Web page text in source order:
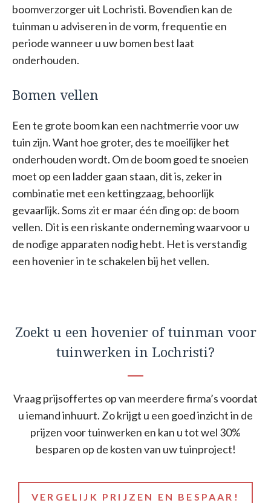
boomverzorger uit Lochristi. Bovendien kan de
tuinman u adviseren in de vorm, frequentie en
periode wanneer u uw bomen best laat
onderhouden.
Bomen vellen
Een te grote boom kan een nachtmerrie voor uw
tuin zijn. Want hoe groter, des te moeilijker het
onderhouden wordt. Om de boom goed te snoeien
moet op een ladder gaan staan, dit is, zeker in
combinatie met een kettingzaag, behoorlijk
gevaarlijk. Soms zit er maar één ding op: de boom
vellen. Dit is een riskante onderneming waarvoor u
de nodige apparaten nodig hebt. Het is verstandig
een hovenier in te schakelen bij het vellen.
Zoekt u een hovenier of tuinman voor
tuinwerken in Lochristi?
Vraag prijsoffertes op van meerdere firma’s voordat
u iemand inhuurt. Zo krijgt u een goed inzicht in de
prijzen voor tuinwerken en kan u tot wel 30%
besparen op de kosten van uw tuinproject!
VERGELIJK PRIJZEN EN BESPAAR!